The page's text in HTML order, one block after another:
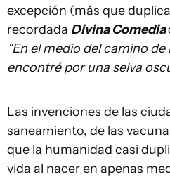
excepción (más que
recordada Divina Comedia
“En el medio del camino
encontré por una selva
Las invenciones de las
saneamiento, de las
que la humanidad casi
vida al nacer en apenas